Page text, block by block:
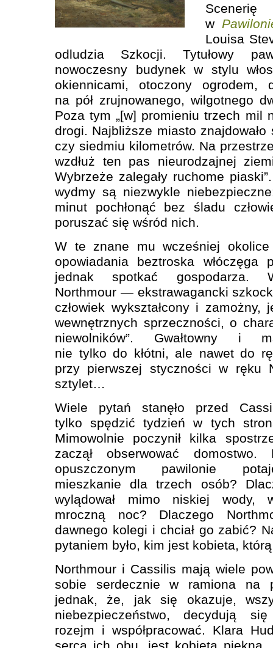
Scenerię
w
Louisa
odludzia Szkocji. Tytułowy
nowoczesny budynek w stylu
okiennicami, otoczony ogrodem,
na pół zrujnowanego, wilgotnego
Poza tym „[w] promieniu trzech mil
drogi. Najbliższe miasto znajdowało
czy siedmiu kilometrów. Na
wzdłuż ten pas nieurodzajnej
Wybrzeże zalegały ruchome
wydmy są niezwykle
minut pochłonąć bez śladu
poruszać się wśród nich.
W te znane mu wcześniej okolice
opowiadania beztroska włóczęga
jednak spotkać gospodarza.
Northmour — ekstrawagancki
człowiek wykształcony i zamożny,
wewnętrznych sprzeczności, o
niewolników”. Gwałtowny i
nie tylko do kłótni, ale nawet do
przy pierwszej styczności w ręku
sztylet…
Wiele pytań stanęło przed
tylko spędzić tydzień w tych
Mimowolnie poczynił kilka
zaczął obserwować
opuszczonym pawilonie
mieszkanie dla trzech osób?
wylądował mimo niskiej wody,
mroczną noc? Dlaczego
dawnego kolegi i chciał go zabić?
pytaniem było, kim jest kobieta,
Northmour i Cassilis mają wiele
sobie serdecznie w ramiona na
jednak, że, jak się okazuje,
niebezpieczeństwo, decydują
rozejm i współpracować. Klara
serca ich obu, jest kobietą piękną,